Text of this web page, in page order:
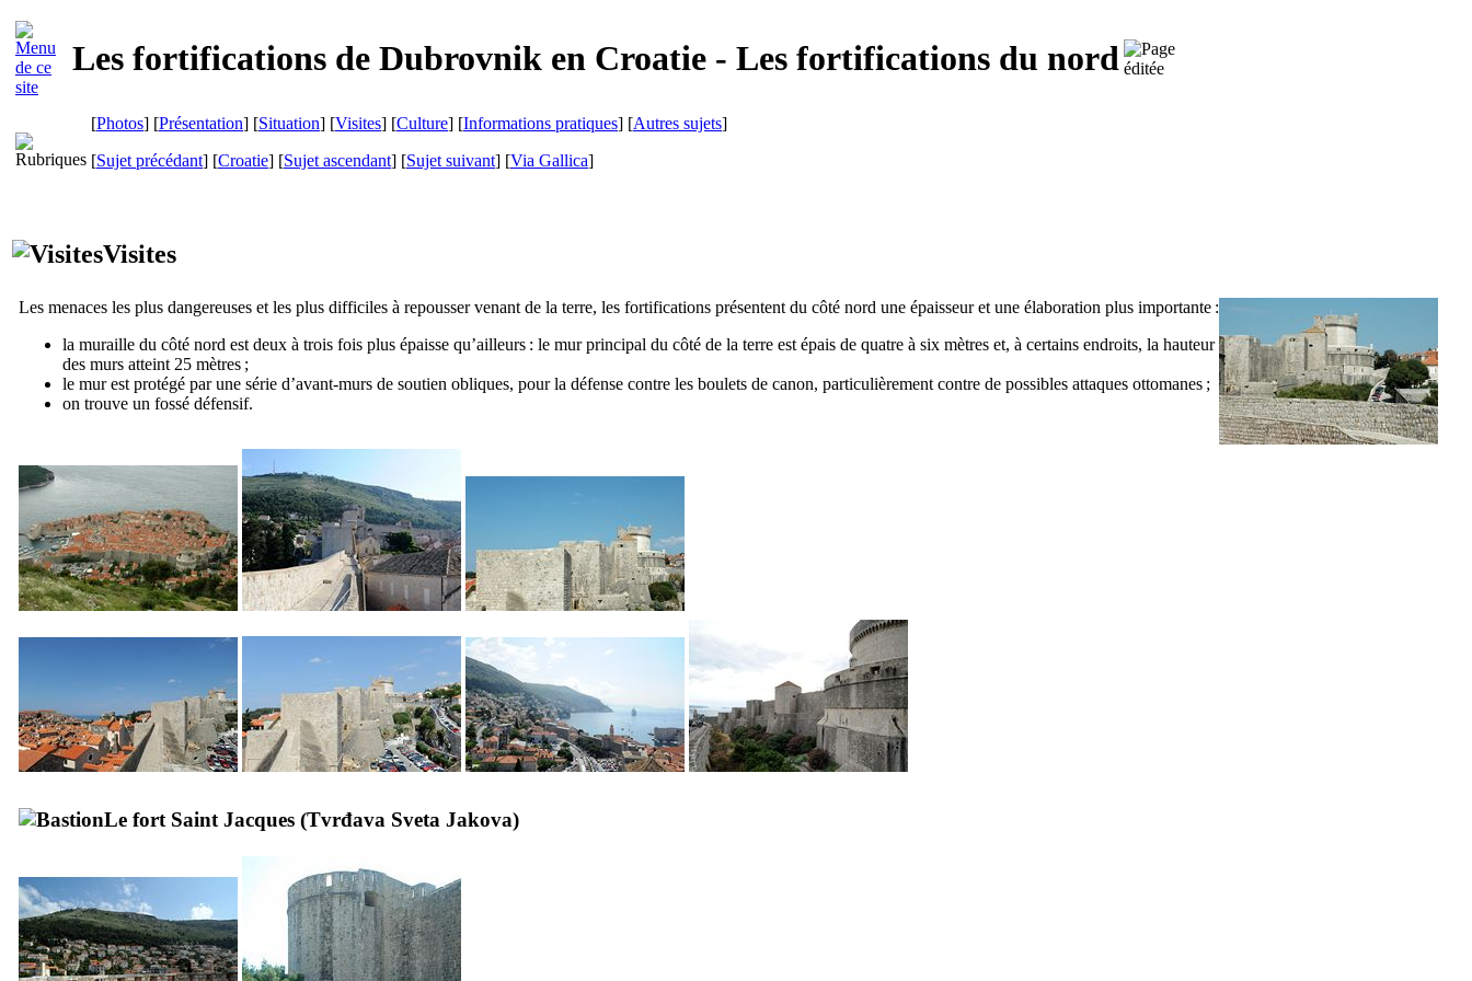
Les fortifications de Dubrovnik en Croatie - Les fortifications du nord
[Photos] [Présentation] [Situation] [Visites] [Culture] [Informations pratiques] [Autres sujets]
[Sujet précédant] [Croatie] [Sujet ascendant] [Sujet suivant] [Via Gallica]
Visites
Les menaces les plus dangereuses et les plus difficiles à repousser venant de la terre, les fortifications présentent du côté nord une épaisseur et une élaboration plus importante :
la muraille du côté nord est deux à trois fois plus épaisse qu’ailleurs : le mur principal du côté de la terre est épais de quatre à six mètres et, à certains endroits, la hauteur
des murs atteint 25 mètres ;
le mur est protégé par une série d’avant-murs de soutien obliques, pour la défense contre les boulets de canon, particulièrement contre de possibles attaques ottomanes ;
on trouve un fossé défensif.
Le fort Saint Jacques (Tvrđava Sveta Jakova)